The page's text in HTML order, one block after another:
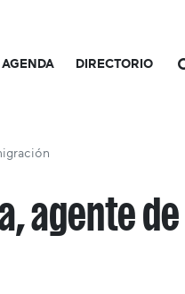
AGENDA DIRECTORIO
agente de